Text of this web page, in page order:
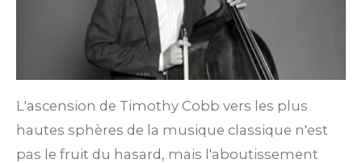
L'ascension de Timothy Cobb vers les plus
hautes sphères de la musique classique n'est
pas le fruit du hasard, mais l'aboutissement